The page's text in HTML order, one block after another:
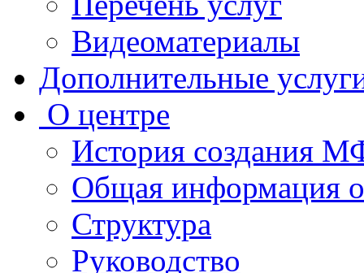
Видеоматериалы
Дополнительные
О центре
История создания
Общая
Структура
Руководство